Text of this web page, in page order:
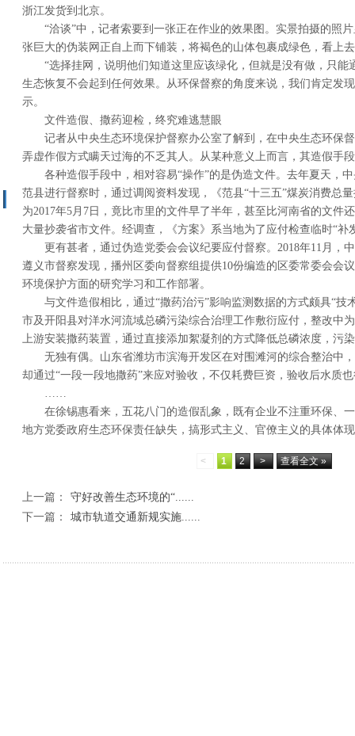
浙江发货到北京。
“洽谈”中，记者索要到一张正在作业的效果图。实景拍摄的照
张巨大的伪装网正自上而下铺装，将褐色的山体包裹成绿色，看上
“选择挂网，说明他们知道这里应该绿化，但就是没有做，只能
生态恢复不会起到任何效果。从环保督察的角度来说，我们肯定发
示。
文件造假、撒药迎检，终究难逃慧眼
记者从中央生态环境保护督察办公室了解到，在中央生态环保
弄虚作假方式瞒天过海的不乏其人。从某种意义上而言，其造假手
各种造假手段中，相对容易“操作”的是伪造文件。去年夏天，
范县进行督察时，通过调阅资料发现，《范县“十三五”煤炭消费总
为2017年5月7日，竟比市里的文件早了半年，甚至比河南省的文件
大量抄袭省市文件。经调查，《方案》系当地为了应付检查临时“补
更有甚者，通过伪造党委会会议纪要应付督察。2018年11月，
遵义市督察发现，播州区委向督察组提供10份编造的区委常委会会
环境保护方面的研究学习和工作部署。
与文件造假相比，通过“撒药治污”影响监测数据的方式颇具“技
市及开阳县对洋水河流域总磷污染综合治理工作敷衍应付，整改中
上游安装撒药装置，通过直接添加絮凝剂的方式降低总磷浓度，污
无独有偶。山东省潍坊市滨海开发区在对围滩河的综合整治中
却通过“一段一段地撒药”来应对验收，不仅耗费巨资，验收后水质
……
在徐锡惠看来，五花八门的造假乱象，既有企业不注重环保、
地方党委政府生态环保责任缺失，搞形式主义、官僚主义的具体体
< 1 2 > 查看全文 »
上一篇：
守好改善生态环境的“......
下一篇：
城市轨道交通新规实施......